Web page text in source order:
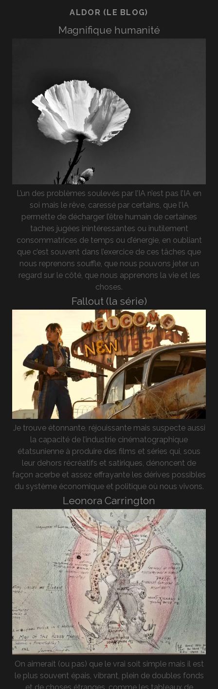
ALDOR (LE BLOG)
Magnifique humanité
L’un des problèmes soulevés par l’IA n’est pas l’IA en
soi mais le rêve, caressé par certains, que l’IA
permette de décharger l’être humain de certaines
taches jugées inintéressantes ou inutilement
consommatrices de temps ou d’énergie, en oubliant
que c’est souvent dans l’exercice de ces tâches que
nous reprenons souffle, que nous pouvons jeter un
regard sur le côté, que nous apprenons la vie et les
choses.
Fallout (la série)
Je trouve étonnante, réjouissante mais suspecte aussi
la capacité de l’industrie cinématographique
étatsunienne à produire des films et séries qui, sous
leur dehors récréatifs et satiriques, dénoncent de
façon acerbe et assez effrayante les dérives possibles
du système économique et politique où nous vivons.
Leonora Carrington
On aimerait (ou pas) que le vrai soit simple mais il est
le plus souvent épais, vibrant, plein de doubles fonds